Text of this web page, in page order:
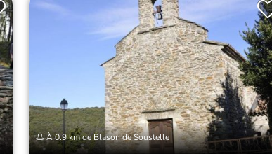
À 0.9 km de Blason de Soustelle